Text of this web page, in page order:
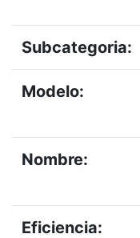
Subcategoria:
Modelo:
Nombre:
Eficiencia: